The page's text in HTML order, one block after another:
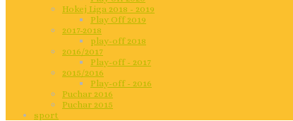
Hokej Liga 2018 - 2019
Play Off 2019
2017-2018
play-off 2018
2016/2017
Play-off - 2017
2015/2016
Play-off - 2016
Puchar 2016
Puchar 2015
sport